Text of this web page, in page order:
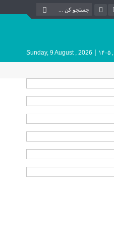
|
Sunday, 9 August , 2026